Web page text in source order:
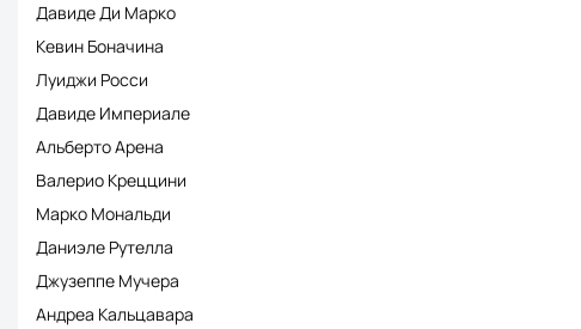
Давиде Ди Марко
Кевин Боначина
Луиджи Росси
Давиде Империале
Альберто Арена
Валерио Креццини
Марко Мональди
Даниэле Рутелла
Джузеппе Мучерa
Андреа Кальцавара